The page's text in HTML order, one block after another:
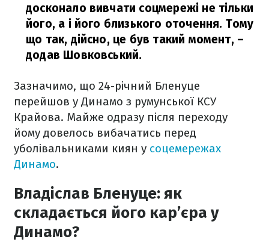
досконало вивчати соцмережі не тільки
його, а і його близького оточення. Тому
що так, дійсно, це був такий момент, –
додав Шовковський.
Зазначимо, що 24-річний Бленуце
перейшов у Динамо з румунської КСУ
Крайова. Майже одразу після переходу
йому довелось вибачатись перед
уболівальниками киян у соцемережах
Динамо.
Владіслав Бленуце: як
складається його кар’єра у
Динамо?